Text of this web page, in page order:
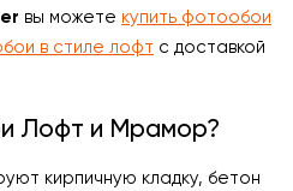
вы можете купить фотообои
в стиле лофт с доставкой
Лофт и Мрамор?
кирпичную кладку, бетон